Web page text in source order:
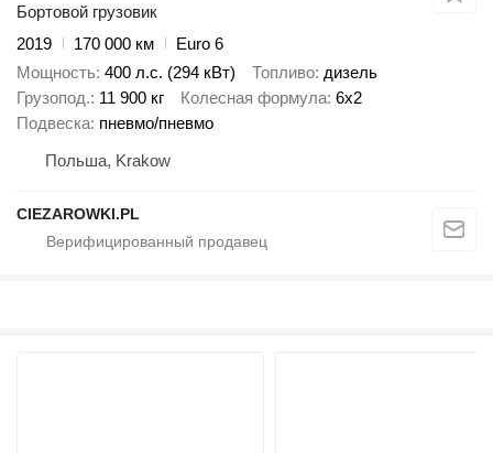
Бортовой грузовик
2019
170 000 км
Euro 6
Мощность 400 л.с. (294 кВт) Топливо дизель
Грузопод. 11 900 кг Колесная формула 6x2
Подвеска пневмо/пневмо
Польша, Krakow
CIEZAROWKI.PL